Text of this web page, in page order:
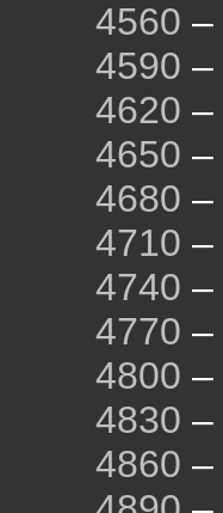
4560 –
4590 –
4620 –
4650 –
4680 –
4710 –
4740 –
4770 –
4800 –
4830 –
4860 –